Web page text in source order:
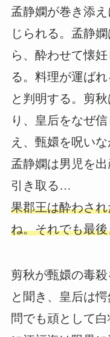
孟静嫻が巻き添
じられる。孟静
ら、酔わせて懐
る。料理が運ば
と判明する。剪
り、皇后をなぜ
え、甄嬛を呪い
孟静嫻は男児を
引き取る…
果郡王は酔わさ
ね。それでも最
剪秋が甄嬛の毒
と聞き、皇后は
問でも頑として